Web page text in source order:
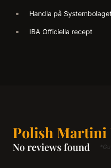
Handla på Systembolaget
IBA Officiella recept
Polish Martini
No reviews found